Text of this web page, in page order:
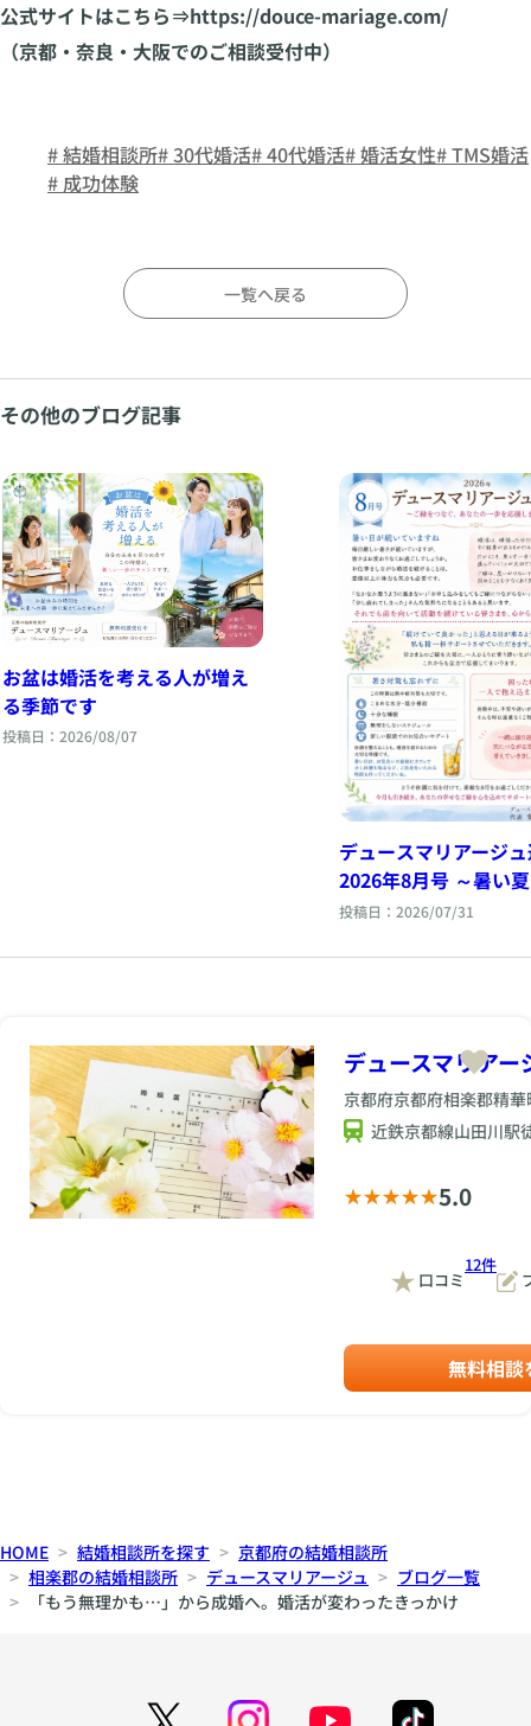
公式サイトはこちら⇒https://douce-mariage.com/
（京都・奈良・大阪でのご相談受付中）
# 結婚相談所# 30代婚活# 40代婚活# 婚活女性# TMS婚活
# 成功体験
一覧へ戻る
その他のブログ記事
お盆は婚活を考える人が増え
る季節です
投稿日：2026/08/07
デュースマリアージ
2026年8月号 ～暑い
歩ずつ未来へ～
投稿日：2026/07/31
デュースマリアー
京都府京都府相楽郡精
近鉄京都線山田川駅
5.0
口コミ
12件
無料相談
HOME 結婚相談所を探す
京都府の結婚相談所
相楽郡の結婚相談所
デュースマリアージュ
ブログ一覧
「もう無理かも…」から成婚へ。婚活が変わったきっかけ